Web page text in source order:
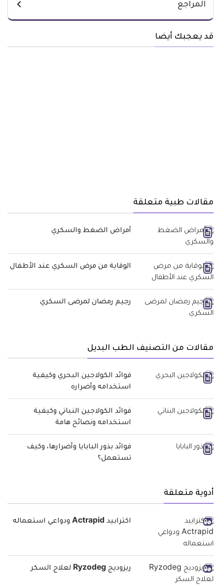
المراجع
قد يعجبك أيضا
مقالات طبية متعلقة
أمراض الضغط والسكري
الوقاية من مرض السكري عند الأطفال
رجيم رمضان لمرضى السكري
مقالات من التصنيف الطب البديل
فوائد الكولاجين البحري وكيفية
استخدامه وأضراره
فوائد الكولاجين النباتي وكيفية
استخدامه ونصائح هامة
فوائد بذور البابايا وأضرارها، وكيف
تستعمل؟
أدوية متعلقة
اكترابيد Actrapid ودواعي استعماله
ريزوديج Ryzodeg لعلاج السكر